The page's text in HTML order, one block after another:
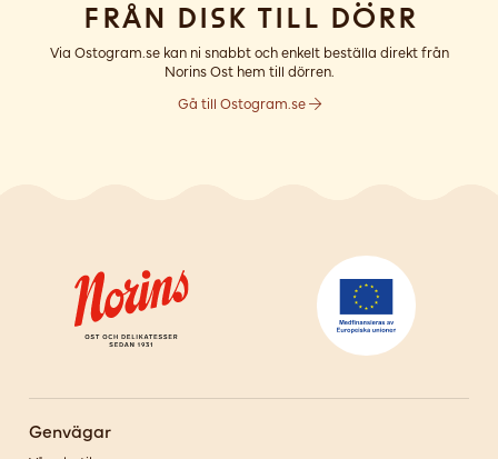
Från disk till dörr
Via Ostogram.se kan ni snabbt och enkelt beställa direkt från
Norins Ost hem till dörren.
Gå till Ostogram.se
Genvägar